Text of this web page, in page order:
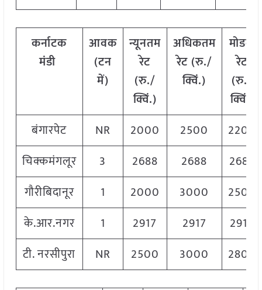
कर्नाटक
मंडी
आवक
(टन
में)
न्यूनतम
रेट
(रु./
क्विं.)
अधिकतम
रेट (रु./
क्विं.)
मोडल
रेट
(रु./
क्विं.)
बंगारपेट
NR 2000 2500
2200
चिक्कमंगलूर
3 2688 2688
2688
गौरीबिदानूर
1 2000 3000
2500
के.आर.नगर
1 2917 2917
2917
टी. नरसीपुरा
NR 2500 3000 2800